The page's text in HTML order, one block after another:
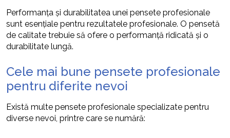
Performanța și durabilitatea unei pensete profesionale
sunt esențiale pentru rezultatele profesionale. O pensetă
de calitate trebuie să ofere o performanță ridicată și o
durabilitate lungă.
Cele mai bune pensete profesionale
pentru diferite nevoi
Există multe pensete profesionale specializate pentru
diverse nevoi, printre care se numără: